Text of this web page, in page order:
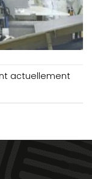
actuellement